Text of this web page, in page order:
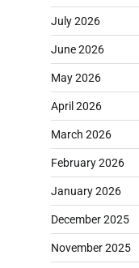
July 2026
June 2026
May 2026
April 2026
March 2026
February 2026
January 2026
December 2025
November 2025